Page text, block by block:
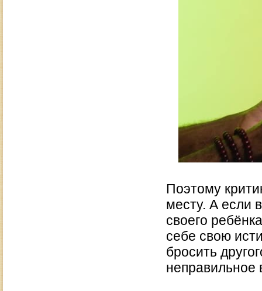
Поэтому
месту. А если
своего
себе свою
бросить
неправильное